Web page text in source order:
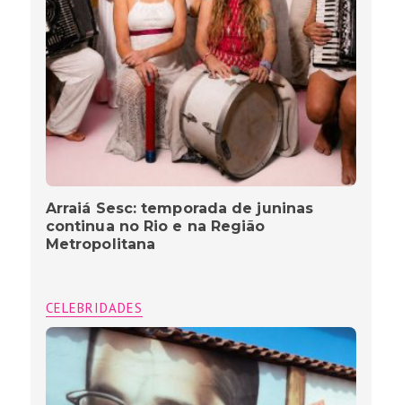
Arraiá Sesc: temporada de juninas
continua no Rio e na Região
Metropolitana
CELEBRIDADES